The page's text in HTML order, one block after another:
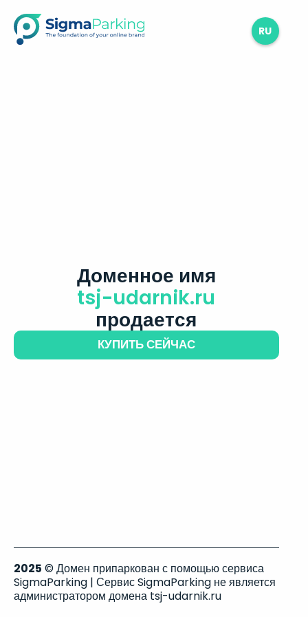
RU
Доменное имя
tsj-udarnik.ru
продается
КУПИТЬ СЕЙЧАС
2025 © Домен припаркован с помощью сервиса
SigmaParking | Сервис SigmaParking не является
администратором домена tsj-udarnik.ru